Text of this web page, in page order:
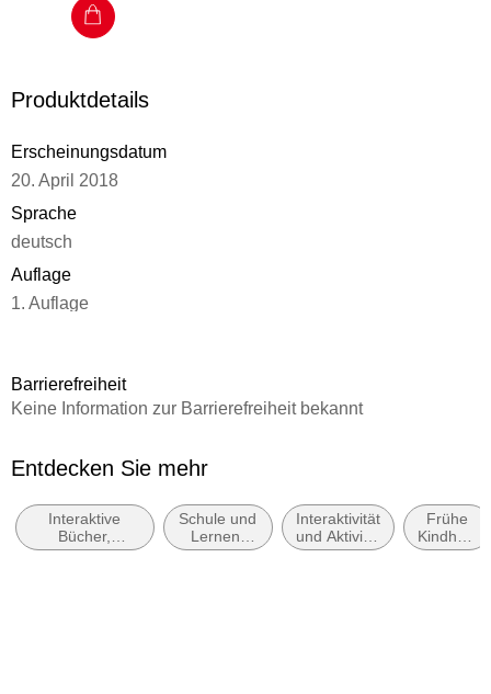
Produktdetails
Erscheinungsdatum
20. April 2018
Sprache
deutsch
Auflage
1. Auflage
Altersempfehlung
Reihe
Autor/Autorin
Holly Bathie, Birgit Zimmerer
Barrierefreiheit
Keine Information zur Barrierefreiheit bekannt
Entdecken Sie mehr
Interaktive
Bücher,
Mitmachbücher,
Schule und
Lernen:
Mathematik
Interaktivität
und Aktivität
für Kinder:
Frühe
Kindheit:
Zahlen